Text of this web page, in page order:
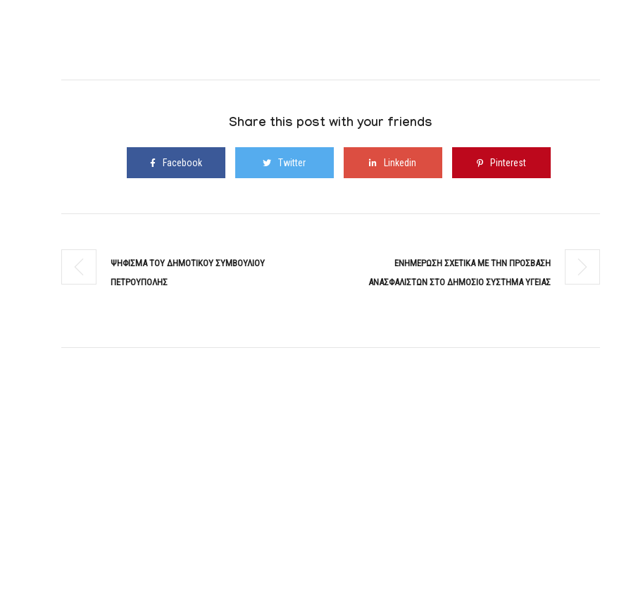
Share this post with your friends
Facebook Twitter Linkedin Pinterest
ΨΗΦΙΣΜΑ ΤΟΥ ΔΗΜΟΤΙΚΟΥ ΣΥΜΒΟΥΛΙΟΥ
ΠΕΤΡΟΥΠΟΛΗΣ
ΕΝΗΜΕΡΩΣΗ ΣΧΕΤΙΚΑ ΜΕ ΤΗΝ ΠΡΟΣΒΑΣΗ
ΑΝΑΣΦΑΛΙΣΤΩΝ ΣΤΟ ΔΗΜΟΣΙΟ ΣΥΣΤΗΜΑ ΥΓΕΙΑΣ